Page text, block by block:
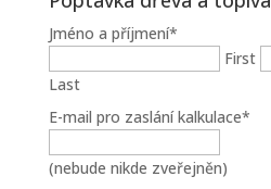
Jméno a příjmení*
First
Last
E-mail pro zaslání kalkulace*
(nebude nikde zveřejněn)